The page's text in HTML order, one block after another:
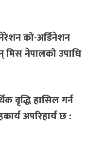
को-अर्डिनेशन
मिस नेपालको उपाधि
वृद्धि हासिल गर्न
अपरिहार्य छ :